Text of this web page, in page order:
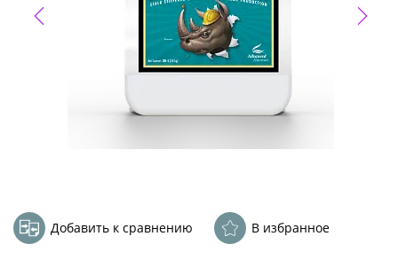
Добавить к сравнению В избранное